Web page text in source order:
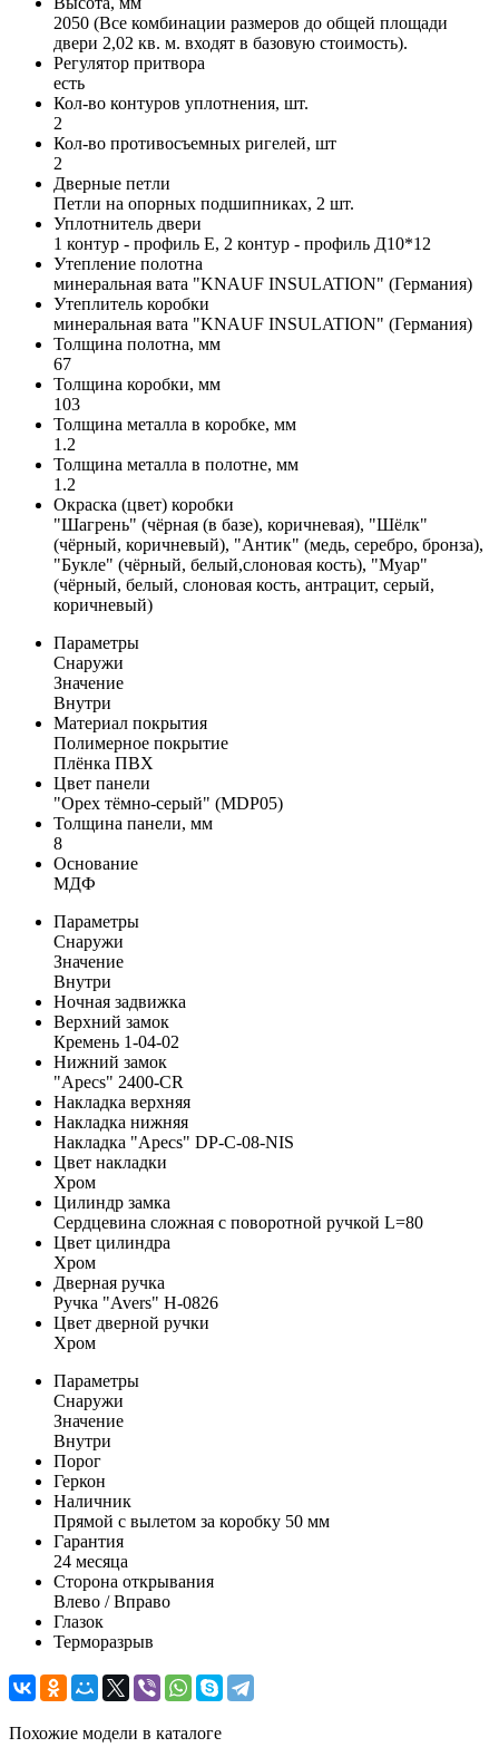
2050 (Все комбинации размеров до общей площади
двери 2,02 кв. м. входят в базовую стоимость).
Регулятор притвора
есть
Кол-во контуров уплотнения, шт.
2
Кол-во противосъемных ригелей, шт
2
Дверные петли
Петли на опорных подшипниках, 2 шт.
Уплотнитель двери
1 контур - профиль Е, 2 контур - профиль Д10*12
Утепление полотна
минеральная вата "KNAUF INSULATION" (Германия)
Утеплитель коробки
минеральная вата "KNAUF INSULATION" (Германия)
Толщина полотна, мм
67
Толщина коробки, мм
103
Толщина металла в коробке, мм
1.2
Толщина металла в полотне, мм
1.2
Окраска (цвет) коробки
"Шагрень" (чёрная (в базе), коричневая), "Шёлк"
(чёрный, коричневый), "Антик" (медь, серебро, бронза),
"Букле" (чёрный, белый,слоновая кость), "Муар"
(чёрный, белый, слоновая кость, антрацит, серый,
коричневый)
Параметры
Снаружи
Значение
Внутри
Материал покрытия
Полимерное покрытие
Плёнка ПВХ
Цвет панели
"Орех тёмно-серый" (MDP05)
Толщина панели, мм
8
Основание
МДФ
Параметры
Снаружи
Значение
Внутри
Ночная задвижка
Верхний замок
Кремень 1-04-02
Нижний замок
"Apecs" 2400-CR
Накладка верхняя
Накладка нижняя
Накладка "Apecs" DP-C-08-NIS
Цвет накладки
Хром
Цилиндр замка
Сердцевина сложная с поворотной ручкой L=80
Цвет цилиндра
Хром
Дверная ручка
Ручка "Avers" H-0826
Цвет дверной ручки
Хром
Параметры
Снаружи
Значение
Внутри
Порог
Геркон
Наличник
Прямой с вылетом за коробку 50 мм
Гарантия
24 месяца
Сторона открывания
Влево / Вправо
Глазок
Терморазрыв
Похожие модели в каталоге